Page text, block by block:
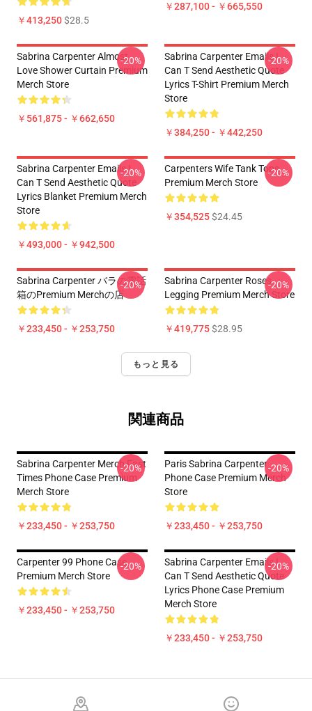
￥413,250$28.5
￥287,100 - ￥665,550
Sabrina Carpenter Almost
Love Shower Curtain Premium
Merch Store
￥561,875 - ￥662,650
-20%
Sabrina Carpenter Emails I
Can T Send Aesthetic Quote
Lyrics T-Shirt Premium Merch
Store
￥384,250 - ￥442,250
-20%
Sabrina Carpenter Emails I
Can T Send Aesthetic Quote
Lyrics Blanket Premium Merch
Store
￥493,000 - ￥942,500
-20%
Carpenters Wife Tank Tops
Premium Merch Store
￥354,525$24.45
-20%
Sabrina Carpenter バラの電話
箱のPremium Merchの店
￥233,450 - ￥253,750
-20%
Sabrina Carpenter Roses
Legging Premium Merch Store
￥419,775$28.95
-20%
もっと見る
関連商品
Sabrina Carpenter Merch Fast
Times Phone Case Premium
Merch Store
￥233,450 - ￥253,750
-20%
Paris Sabrina Carpenter
Phone Case Premium Merch
Store
￥233,450 - ￥253,750
-20%
Carpenter 99 Phone Case
Premium Merch Store
￥233,450 - ￥253,750
-20%
Sabrina Carpenter Emails I
Can T Send Aesthetic Quote
Lyrics Phone Case Premium
Merch Store
￥233,450 - ￥253,750
-20%